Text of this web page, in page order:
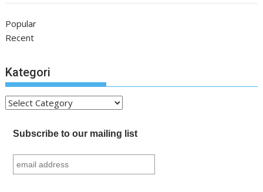
Popular
Recent
Kategori
Kategori
Subscribe to our mailing list